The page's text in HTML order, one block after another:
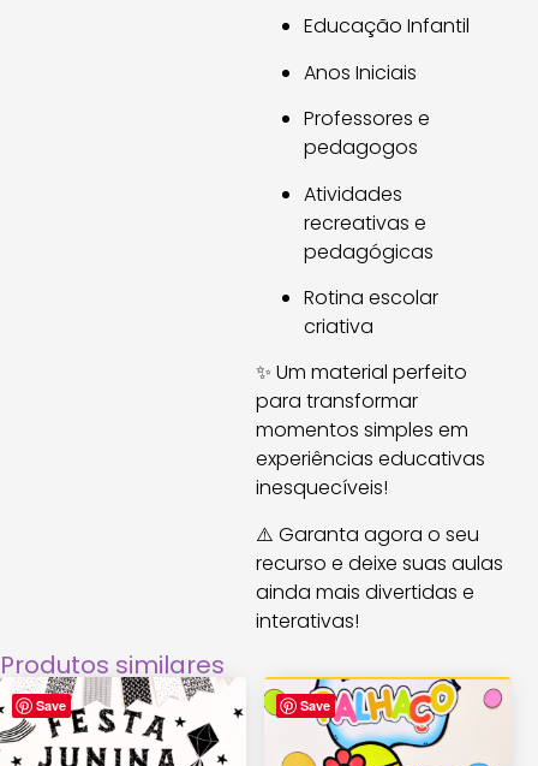
Educação Infantil
Anos Iniciais
Professores e
pedagogos
Atividades
recreativas e
pedagógicas
Rotina escolar
criativa
✨ Um material perfeito
para transformar
momentos simples em
experiências educativas
inesquecíveis!
⚠️ Garanta agora o seu
recurso e deixe suas aulas
ainda mais divertidas e
interativas!
Produtos similares
Save Save